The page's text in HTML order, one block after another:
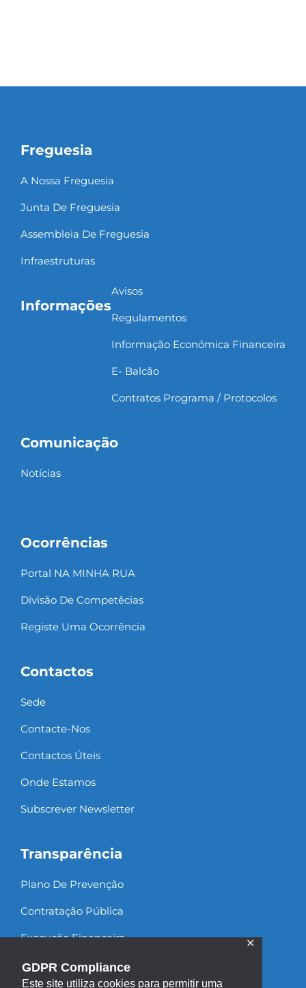
GDPR Compliance
Este site utiliza cookies para permitir uma
✕
Freguesia
A Nossa Freguesia
Junta De Freguesia
Assembleia De Freguesia
Infraestruturas
Informações
Avisos
Regulamentos
Informação Económica Financeira
E- Balcão
Contratos Programa / Protocolos
Comunicação
Notícias
Ocorrências
Portal NA MINHA RUA
Divisão De Competêcias
Registe Uma Ocorrência
Contactos
Sede
Contacte-Nos
Contactos Úteis
Onde Estamos
Subscrever Newsletter
Transparência
Plano De Prevenção
Contratação Pública
Execução Financeira
Recursos Humanos